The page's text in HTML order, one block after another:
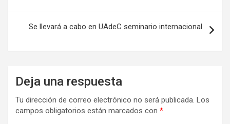
Se llevará a cabo en UAdeC seminario internacional
Deja una respuesta
Tu dirección de correo electrónico no será publicada. Los
campos obligatorios están marcados con *